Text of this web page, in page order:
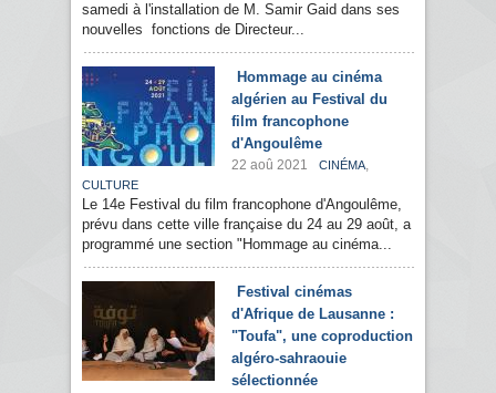
samedi à l'installation de M. Samir Gaid dans ses
nouvelles fonctions de Directeur...
Hommage au cinéma
algérien au Festival du
film francophone
d'Angoulême
22 aoû 2021 CINÉMA,
CULTURE
Le 14e Festival du film francophone d'Angoulême,
prévu dans cette ville française du 24 au 29 août, a
programmé une section "Hommage au cinéma...
Festival cinémas
d'Afrique de Lausanne :
"Toufa", une coproduction
algéro-sahraouie
sélectionnée